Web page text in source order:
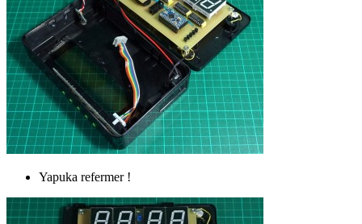
Yapuka refermer !